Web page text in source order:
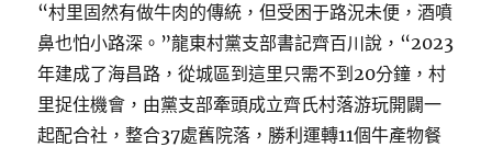
“村里固然有做牛肉的傳統，但受困于路況未便，酒噴
鼻也怕小路深。”龍東村黨支部書記齊百川說，“2023
年建成了海昌路，從城區到這里只需不到20分鐘，村
里捉住機會，由黨支部牽頭成立齊氏村落游玩開闢一
起配合社，整合37處舊院落，勝利運轉11個牛產物餐